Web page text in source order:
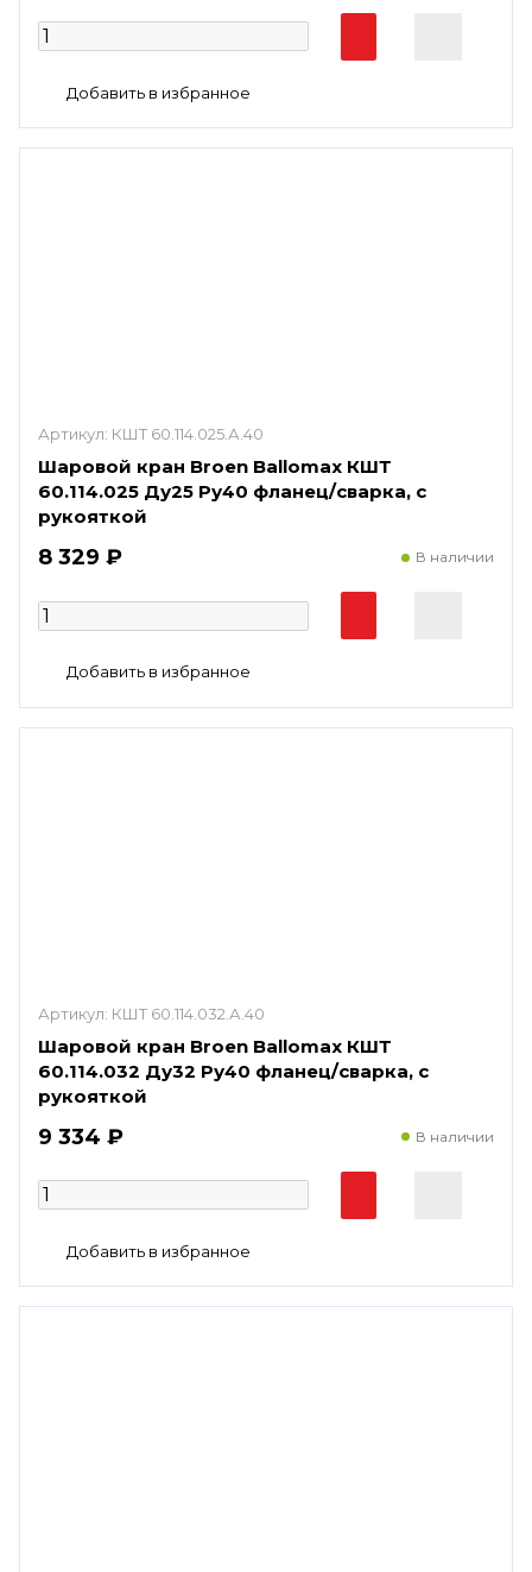
Артикул: КШТ 60.114.025.А.40
Шаровой кран Broen Ballomax КШТ
60.114.025 Ду25 Ру40 фланец/сварка, с
рукояткой
8 329 ₽ В наличии
Артикул: КШТ 60.114.032.А.40
Шаровой кран Broen Ballomax КШТ
60.114.032 Ду32 Ру40 фланец/сварка, с
рукояткой
9 334 ₽ В наличии